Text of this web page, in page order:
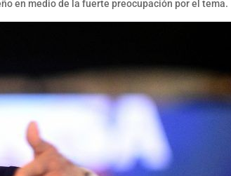
en medio de la fuerte preocupación por el tema.